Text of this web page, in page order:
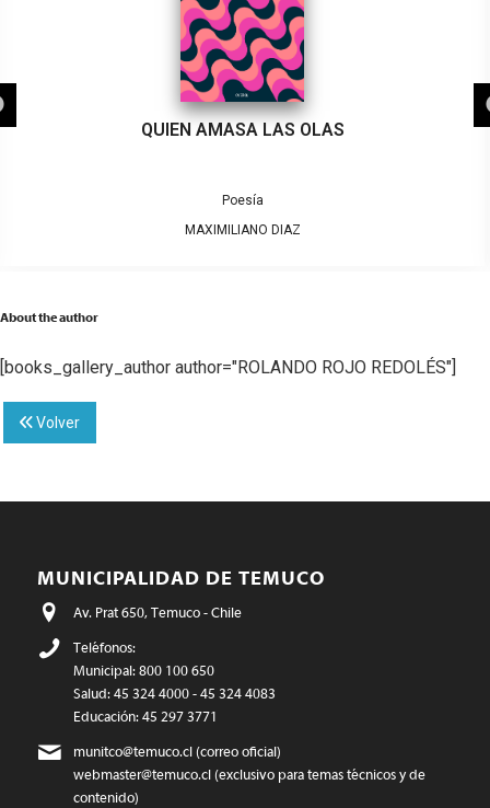
QUIEN AMASA LAS OLAS
Poesía
MAXIMILIANO DIAZ
About the author
[books_gallery_author author="ROLANDO ROJO REDOLÉS"]
Volver
MUNICIPALIDAD DE TEMUCO
Av. Prat 650, Temuco - Chile
Teléfonos:
Municipal: 800 100 650
Salud: 45 324 4000 - 45 324 4083
Educación: 45 297 3771
munitco@temuco.cl(correo oficial)
webmaster@temuco.cl(exclusivo para temas técnicos y de
contenido)